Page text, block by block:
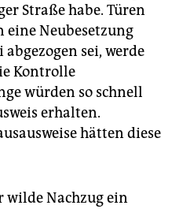
Straße habe. Türen
eine Neubesetzung
sei, werde
Kontrolle
würden so schnell
erhalten.
hätten diese
wilde Nachzug ein